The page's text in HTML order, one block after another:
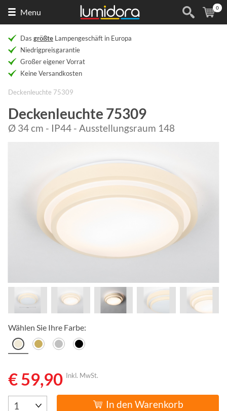
Menu (
0
Das größte Lampengeschäft in Europa
Niedrigpreisgarantie
Großer eigener Vorrat
Keine Versandkosten
Deckenleuchte 75309
Deckenleuchte 75309
Ø 34 cm - IP44 - Ausstellungsraum 148
Wählen Sie Ihre Farbe:
€ 59,90 Inkl. MwSt.
In den Warenkorb